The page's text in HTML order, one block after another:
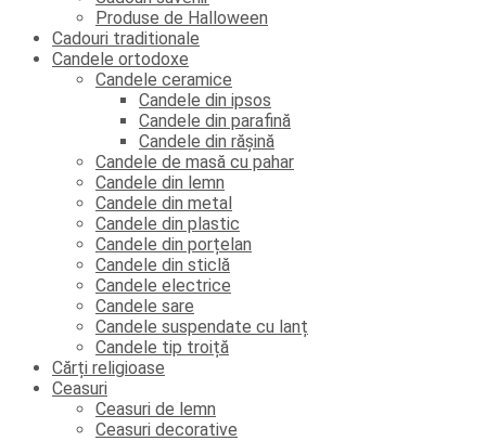
Produse de Halloween
Cadouri traditionale
Candele ortodoxe
Candele ceramice
Candele din ipsos
Candele din parafină
Candele din rășină
Candele de masă cu pahar
Candele din lemn
Candele din metal
Candele din plastic
Candele din porțelan
Candele din sticlă
Candele electrice
Candele sare
Candele suspendate cu lanț
Candele tip troiță
Cărți religioase
Ceasuri
Ceasuri de lemn
Ceasuri decorative